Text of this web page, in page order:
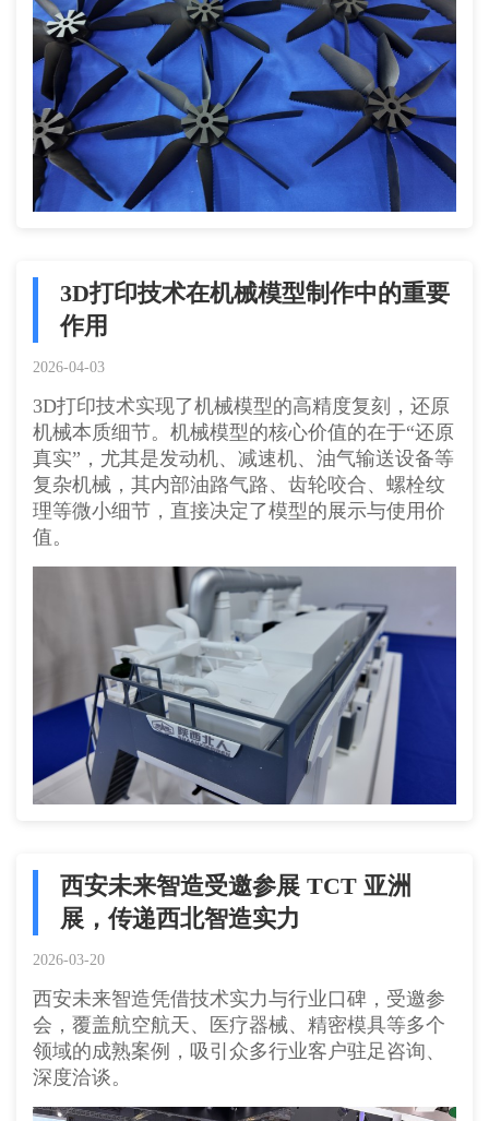
3D打印技术在机械模型制作中的重要
作用
2026-04-03
3D打印技术实现了机械模型的高精度复刻，还原
机械本质细节。机械模型的核心价值的在于“还原
真实”，尤其是发动机、减速机、油气输送设备等
复杂机械，其内部油路气路、齿轮咬合、螺栓纹
理等微小细节，直接决定了模型的展示与使用价
值。
西安未来智造受邀参展 TCT 亚洲
展，传递西北智造实力
2026-03-20
西安未来智造凭借技术实力与行业口碑，受邀参
会，覆盖航空航天、医疗器械、精密模具等多个
领域的成熟案例，吸引众多行业客户驻足咨询、
深度洽谈。